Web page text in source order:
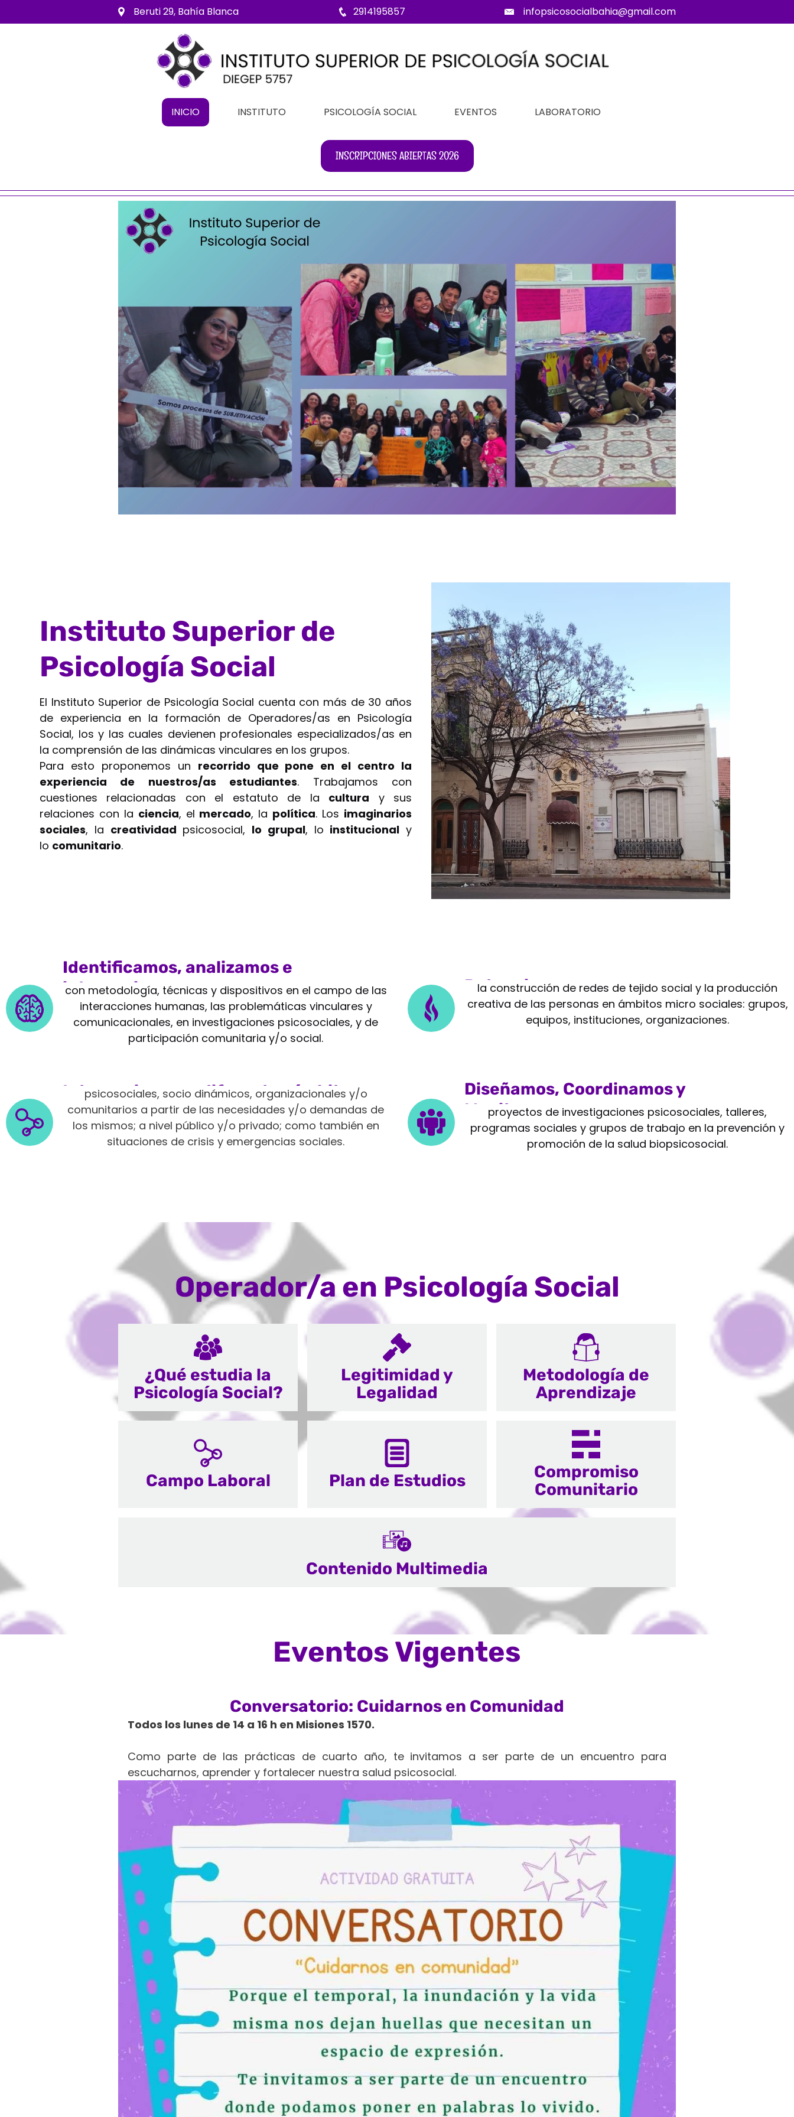
Beruti 29, Bahía Blanca 2914195857 infopsicosocialbahia@gmail.com
INICIO INSTITUTO PSICOLOGÍA SOCIAL EVENTOS LABORATORIO
INSCRIPCIONES ABIERTAS 2026
Instituto Superior de
Psicología Social
El Instituto Superior de Psicología Social cuenta con más de 30 años
de experiencia en la formación de Operadores/as en Psicología
Social, los y las cuales devienen profesionales especializados/as en
la comprensión de las dinámicas vinculares en los grupos.
Para esto proponemos un recorrido que pone en el centro la
experiencia de nuestros/as estudiantes. Trabajamos con
cuestiones relacionadas con el estatuto de la cultura y sus
relaciones con la ciencia, el mercado, la política. Los imaginarios
sociales, la creatividad psicosocial, lo grupal, lo institucional y
lo comunitario.
Identificamos, analizamos e
intervenimos
con metodología, técnicas y dispositivos en el campo de las
interacciones humanas, las problemáticas vinculares y
comunicacionales, en investigaciones psicosociales, y de
participación comunitaria y/o social.
Potenciamos
la construcción de redes de tejido social y la producción
creativa de las personas en ámbitos micro sociales: grupos,
equipos, instituciones, organizaciones.
Intervenimos en diferentes ámbitos
psicosociales, socio dinámicos, organizacionales y/o
comunitarios a partir de las necesidades y/o demandas de
los mismos; a nivel público y/o privado; como también en
situaciones de crisis y emergencias sociales.
Diseñamos, Coordinamos y
Monitoreamos
proyectos de investigaciones psicosociales, talleres,
programas sociales y grupos de trabajo en la prevención y
promoción de la salud biopsicosocial.
Operador/a en Psicología Social
¿Qué estudia la
Psicología Social?
Legitimidad y
Legalidad
Metodología de
Aprendizaje
Campo Laboral Plan de Estudios
Compromiso
Comunitario
Contenido Multimedia
Eventos Vigentes
Conversatorio: Cuidarnos en Comunidad
Todos los lunes de 14 a 16 h en Misiones 1570.
Como parte de las prácticas de cuarto año, te invitamos a ser parte de un encuentro para
escucharnos, aprender y fortalecer nuestra salud psicosocial.